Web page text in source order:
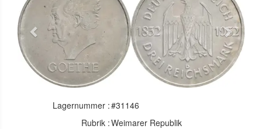
Previous Next
Lagernummer :#31146
Rubrik :Weimarer Republik